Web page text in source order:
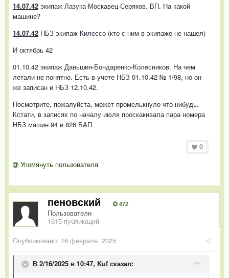
14.07.42 экипаж Лазука-Москавец-Серяков. ВП. На какой
машине?
14.07.42 НБЗ экипаж Килессо (кто с ним в экипаже не нашел)
И октябрь 42
01.10.42 экипаж Даньшин-Бондаренко-Колесников. На чем
летали не понятно. Есть в учете НБЗ 01.10.42 № 1/98, но он
же записан и НБЗ 12.10.42.
Посмотрите, пожалуйста, может промелькнуло что-нибудь.
Кстати, в записях по началу июля проскакивала пара номера
НБЗ машин 94 и 826 БАП
0
Упомянуть пользователя
пеновский 472
Пользователи
1615 публикаций
Опубликовано: 16 февраля, 2025
В 2/16/2025 в 10:47, Kuf сказал: